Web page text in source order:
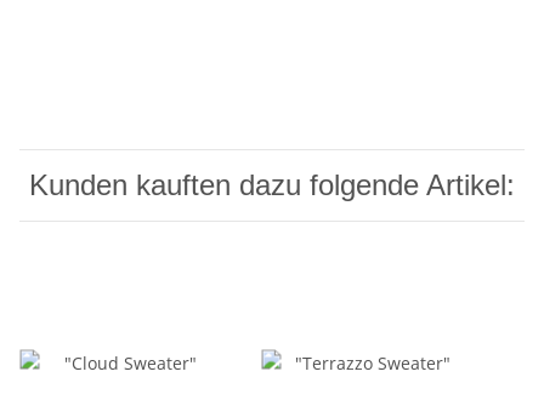
Kunden kauften dazu folgende Artikel: